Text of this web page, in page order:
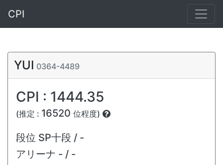
CPI
YUI 0364-4489
CPI : 1444.35
(推定 : 16520 位程度)
段位 SP十段 / -
アリーナ - / -